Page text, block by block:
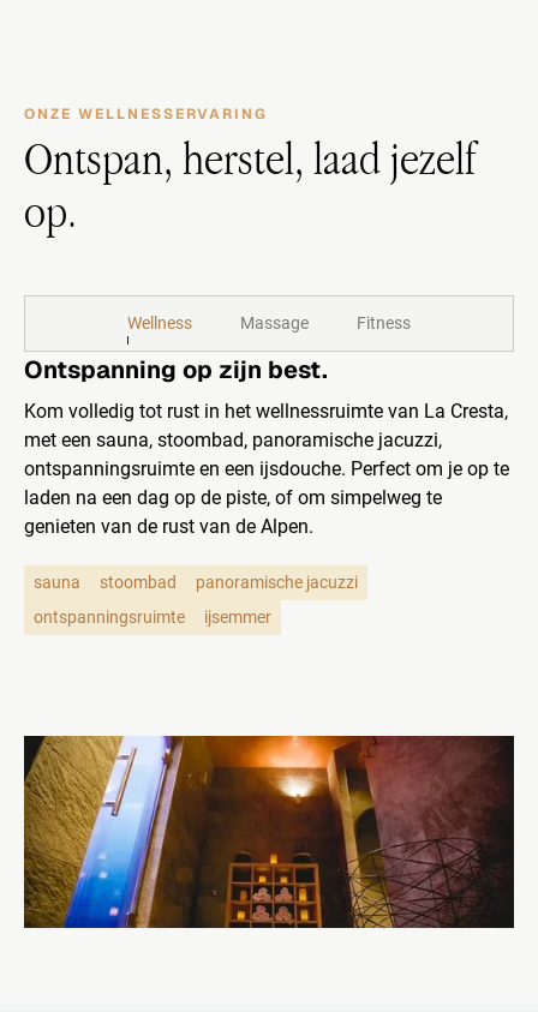
ONZE WELLNESSERVARING
Ontspan, herstel, laad jezelf
op.
Wellness Massage Fitness
Ontspanning op zijn best.
Kom volledig tot rust in het wellnessruimte van La Cresta,
met een sauna, stoombad, panoramische jacuzzi,
ontspanningsruimte en een ijsdouche. Perfect om je op te
laden na een dag op de piste, of om simpelweg te
genieten van de rust van de Alpen.
sauna stoombad
panoramische jacuzzi
ontspanningsruimte
ijsemmer